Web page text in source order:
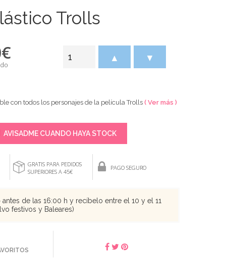
Trolls
€ ▲ ▼
con todos los personajes de la película Trolls ( Ver más )
AVISADME CUANDO HAYA STOCK
GRATIS PARA PEDIDOS
SUPERIORES A 45€
PAGO SEGURO
de las 16:00 h y recíbelo entre el 10 y el 11
festivos y Baleares)